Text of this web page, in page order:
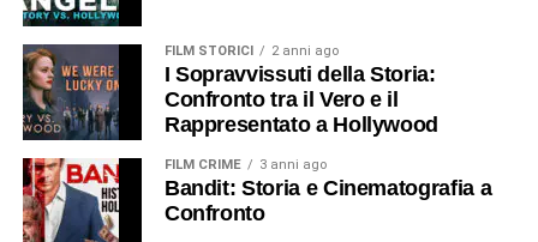
FILM STORICI 2 anni ago
I Sopravvissuti della Storia:
Confronto tra il Vero e il
Rappresentato a Hollywood
FILM CRIME 3 anni ago
Bandit: Storia e Cinematografia a
Confronto